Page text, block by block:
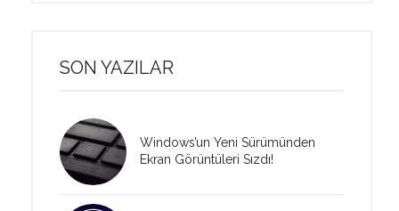
SON YAZILAR
Windows’un Yeni Sürümünden
Ekran Görüntüleri Sızdı!